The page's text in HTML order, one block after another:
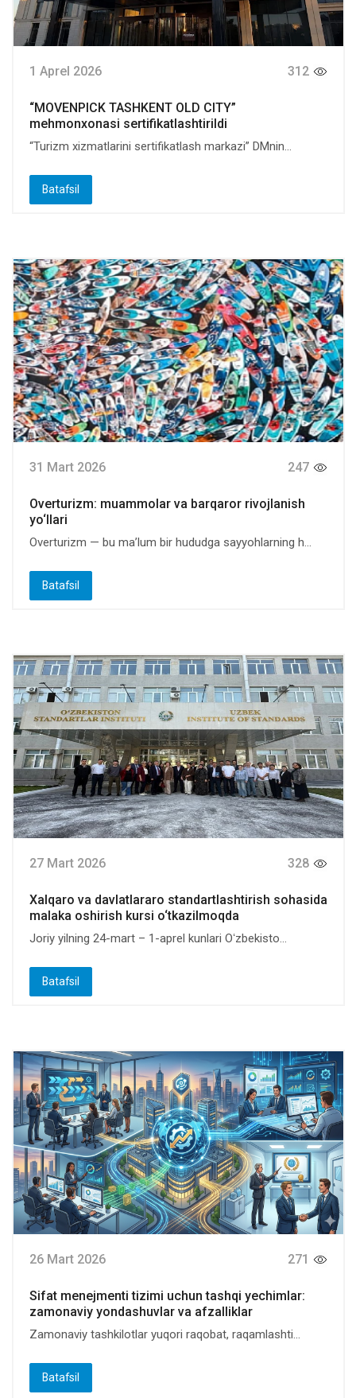
1 Aprel 2026 312
“MOVENPICK TASHKENT OLD CITY”
mehmonxonasi sertifikatlashtirildi
“Turizm xizmatlarini sertifikatlash markazi” DMnin...
Batafsil
31 Mart 2026 247
Overturizm: muammolar va barqaror rivojlanish
yo‘llari
Overturizm — bu ma’lum bir hududga sayyohlarning h...
Batafsil
27 Mart 2026 328
Xalqaro vа davlatlararo standartlashtirish sohasida
malaka oshirish kursi o‘tkazilmoqda
Joriy yilning 24-mart – 1-aprel kunlari Oʻzbekisto...
Batafsil
26 Mart 2026 271
Sifat menejmenti tizimi uchun tashqi yechimlar:
zamonaviy yondashuvlar va afzalliklar
Zamonaviy tashkilotlar yuqori raqobat, raqamlashti...
Batafsil